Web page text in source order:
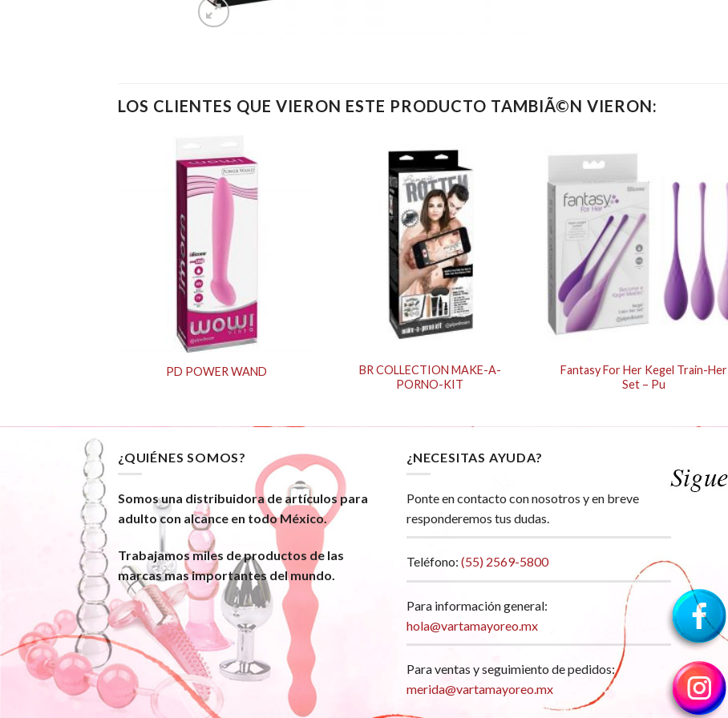
LOS CLIENTES QUE VIERON ESTE PRODUCTO TAMBIÃ©N VIERON:
PD POWER WAND
BR COLLECTION MAKE-A-
PORNO-KIT
Fantasy For Her Kegel Train-Her
Set – Pu
¿QUIÉNES SOMOS?
Somos una distribuidora de artículos para
adulto con alcance en todo México.
Trabajamos miles de productos de las
marcas mas importantes del mundo.
¿NECESITAS AYUDA?
Ponte en contacto con nosotros y en breve
responderemos tus dudas.
Teléfono: (55) 2569-5800
Para información general:
hola@vartamayoreo.mx
Para ventas y seguimiento de pedidos:
merida@vartamayoreo.mx